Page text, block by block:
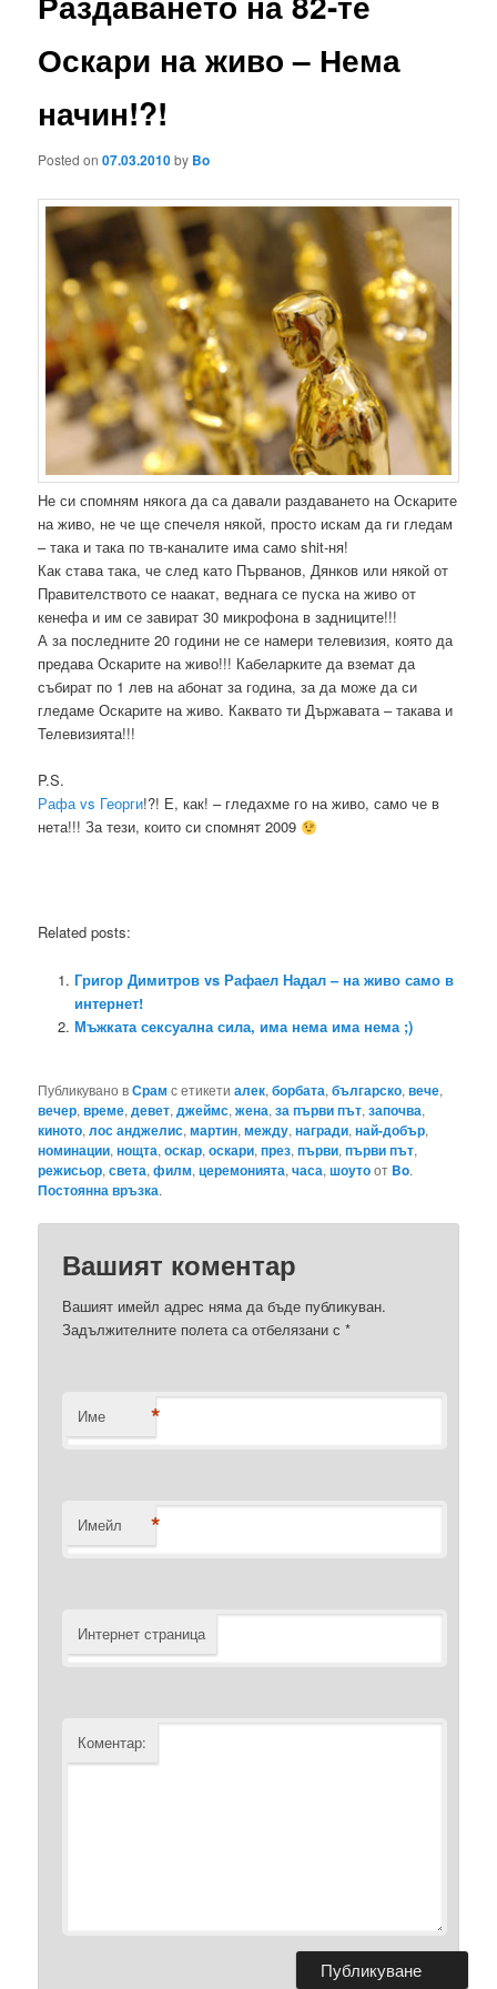
Оскари на живо – Нема
начин!?!
Posted on07.03.2010by Bo
Не си спомням някога да са давали раздаването на Оскарите
на живо, не че ще спечеля някой, просто искам да ги гледам
– така и така по тв-каналите има само shit-ня!
Как става така, че след като Първанов, Дянков или някой от
Правителството се наакат, веднага се пуска на живо от
кенефа и им се завират 30 микрофона в задниците!!!
А за последните 20 години не се намери телевизия, която да
предава Оскарите на живо!!! Кабеларките да вземат да
събират по 1 лев на абонат за година, за да може да си
гледаме Оскарите на живо. Каквато ти Държавата – такава и
Телевизията!!!
P.S.
Рафа vs Георги!?! Е, как! – гледахме го на живо, само че в
нета!!! За тези, които си спомнят 2009
Related posts:
Григор Димитров vs Рафаел Надал – на живо само в
интернет!
Мъжката сексуална сила, има нема има нема ;)
Публикувано вСрам с етикетиалек,борбата,българско,вече,
вечер,време,девет,джеймс,жена,за първи път,започва,
киното,лос анджелис,мартин,между,награди,най-добър,
номинации,нощта,оскар,оскари,през,първи,първи път,
режисьор,света,филм,церемонията,часа,шоутоот Bo.
Постоянна връзка.
Вашият коментар
Вашият имейл адрес няма да бъде публикуван.
Задължителните полета са отбелязани с*
Име *
Имейл *
Интернет страница
Коментар: